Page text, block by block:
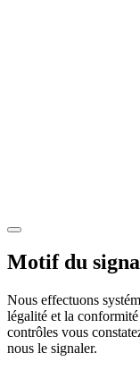
Motif du
Nous effectuons
légalité et la
contrôles vous
nous le signaler.